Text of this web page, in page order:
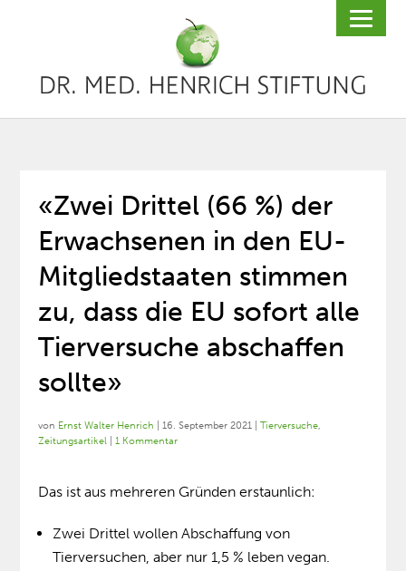
«Zwei Drittel (66 %) der
Erwachsenen in den EU-
Mitgliedstaaten stimmen
zu, dass die EU sofort alle
Tierversuche abschaffen
sollte»
von Ernst Walter Henrich |16. September 2021 |Tierversuche,
Zeitungsartikel |1 Kommentar
Das ist aus mehreren Gründen erstaunlich:
Zwei Drittel wollen Abschaffung von
Tierversuchen, aber nur 1,5 % leben vegan.